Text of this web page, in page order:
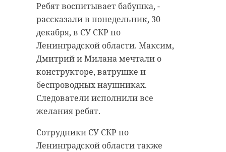
Ребят воспитывает бабушка, -
рассказали в понедельник, 30
декабря, в СУ СКР по
Ленинградской области. Максим,
Дмитрий и Милана мечтали о
конструкторе, ватрушке и
беспроводных наушниках.
Следователи исполнили все
желания ребят.
Сотрудники СУ СКР по
Ленинградской области также